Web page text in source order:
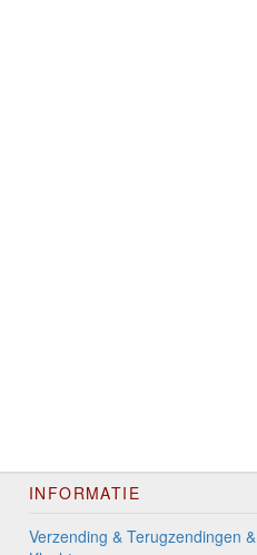
INFORMATIE
Verzending & Terugzendingen &